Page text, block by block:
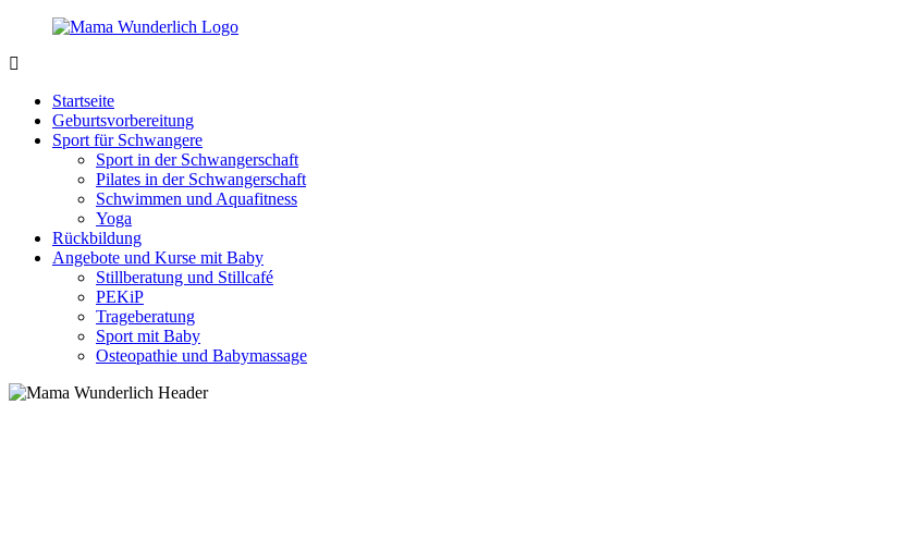
Zurück
Inhalt
sein
wunderbar!
Startseite
Geburtsvorbereitung
Sport für Schwangere
Sport in der Schwangerschaft
Pilates in der Schwangerschaft
Schwimmen und Aquafitness
Yoga
Rückbildung
Angebote und Kurse mit Baby
Stillberatung und Stillcafé
PEKiP
Trageberatung
Sport mit Baby
Osteopathie und Babymassage